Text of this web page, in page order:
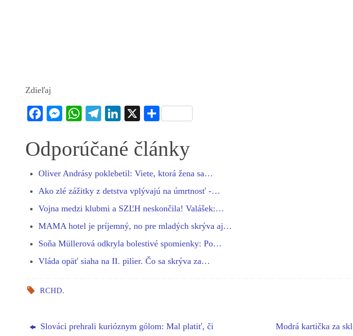
Zdieľaj
Fa
bo
ok
M
se
ng
er
W
ts
A
pp
Te
gr
a
m
Li
ed
In
X S
re
Odporúčané články
Oliver Andrásy poklebetil: Viete, ktorá žena sa…
Ako zlé zážitky z detstva vplývajú na úmrtnosť -…
Vojna medzi klubmi a SZĽH neskončila! Valášek:…
MAMA hotel je príjemný, no pre mladých skrýva aj…
Soňa Müllerová odkryla bolestivé spomienky: Po…
Vláda opäť siaha na II. pilier. Čo sa skrýva za…
RCHD.
Slováci prehrali kurióznym gólom: Mal platiť, či Modrá kartička za